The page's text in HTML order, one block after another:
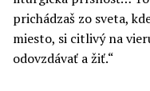
prichádzaš zo sveta,
miesto, si citlivý na
odovzdávať a žiť.“